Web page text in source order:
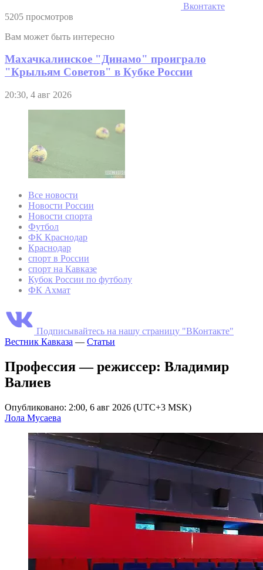
Вконтакте
5205 просмотров
Вам может быть интересно
Махачкалинское "Динамо" проиграло
"Крыльям Советов" в Кубке России
20:30, 4 авг 2026
Все новости
Новости России
Новости спорта
Футбол
ФК Краснодар
Краснодар
спорт в России
спорт на Кавказе
Кубок России по футболу
ФК Ахмат
Подписывайтесь на нашу страницу "ВКонтакте"
Вестник Кавказа — Статьи
Профессия — режиссер: Владимир
Валиев
Опубликовано: 2:00, 6 авг 2026 (UTC+3 MSK)
Лола Мусаева